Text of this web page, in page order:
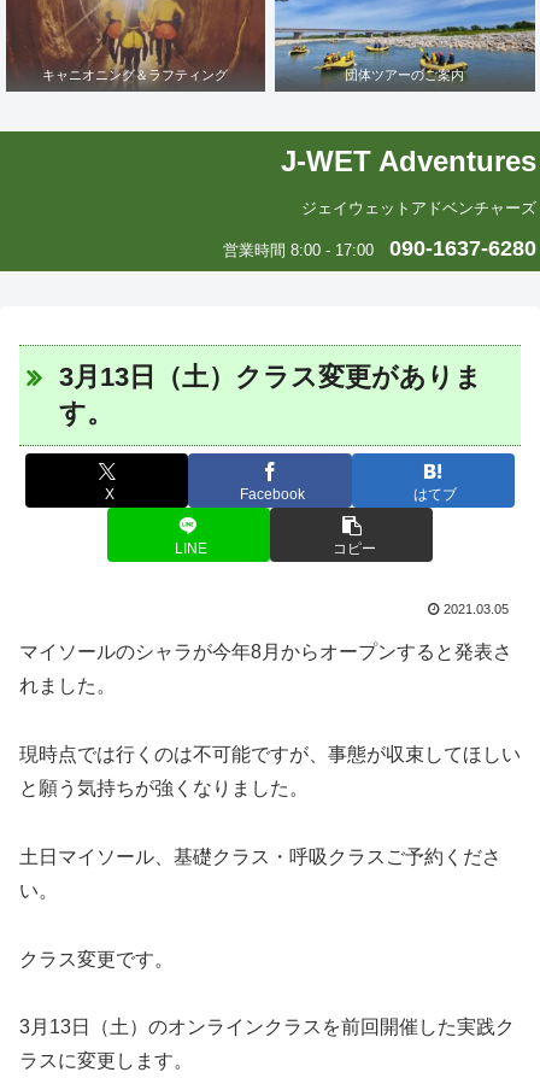
キャニオニング＆ラフティング 団体ツアーのご案内
J-WET Adventures
ジェイウェットアドベンチャーズ
営業時間 8:00 - 17:00 090-1637-6280
3月13日（土）クラス変更がありま
す。
X Facebook はてブ
LINE コピー
2021.03.05
マイソールのシャラが今年8月からオープンすると発表さ
れました。
現時点では行くのは不可能ですが、事態が収束してほしい
と願う気持ちが強くなりました。
土日マイソール、基礎クラス・呼吸クラスご予約くださ
い。
クラス変更です。
3月13日（土）のオンラインクラスを前回開催した実践ク
ラスに変更します。